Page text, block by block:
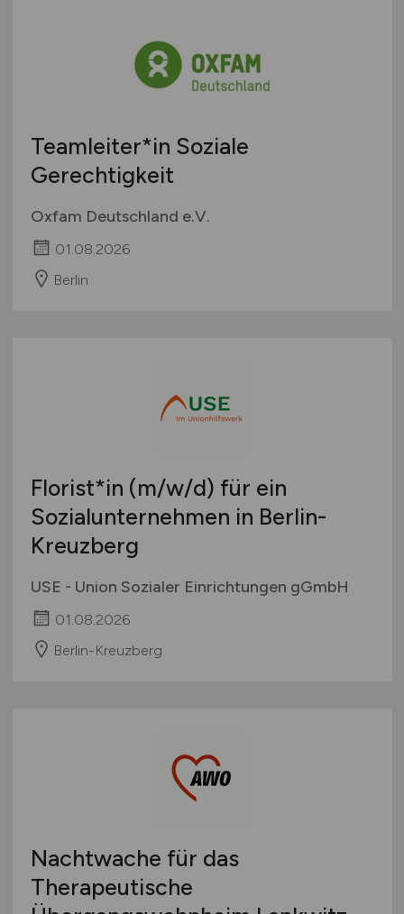
Teamleiter*in Soziale
Gerechtigkeit
Oxfam Deutschland e.V.
01.08.2026
Berlin
Florist*in (m/w/d) für ein
Sozialunternehmen in Berlin-
Kreuzberg
USE - Union Sozialer Einrichtungen gGmbH
01.08.2026
Berlin-Kreuzberg
Nachtwache für das
Therapeutische